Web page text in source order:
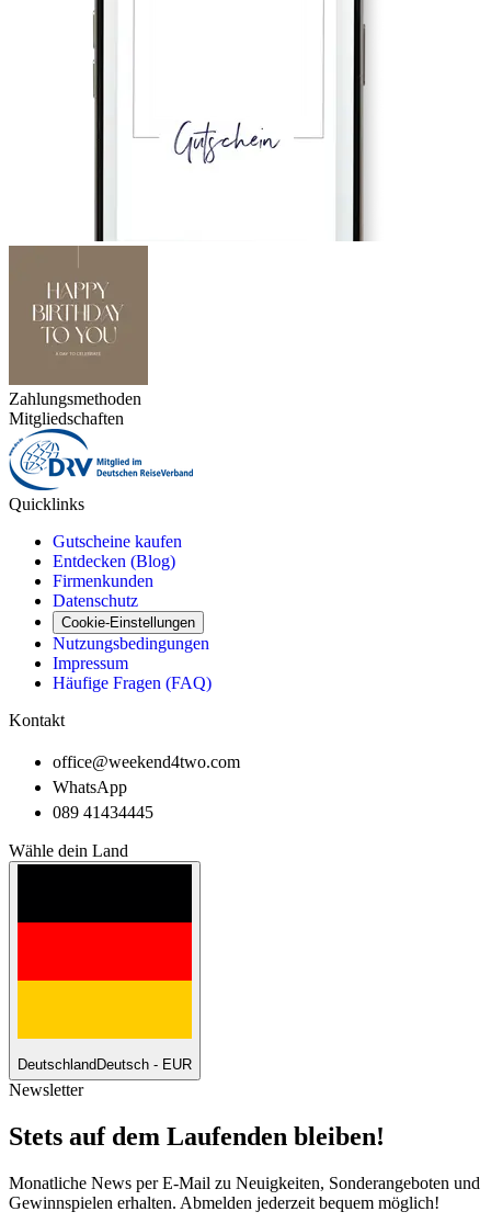
Zahlungsmethoden
Mitgliedschaften
Quicklinks
Gutscheine kaufen
Entdecken (Blog)
Firmenkunden
Datenschutz
Cookie-Einstellungen
Nutzungsbedingungen
Impressum
Häufige Fragen (FAQ)
Kontakt
office@weekend4two.com
WhatsApp
089 41434445
Wähle dein Land
Deutschland Deutsch - EUR
Newsletter
Stets auf dem Laufenden bleiben!
Monatliche News per E-Mail zu Neuigkeiten, Sonderangeboten und
Gewinnspielen erhalten. Abmelden jederzeit bequem möglich!